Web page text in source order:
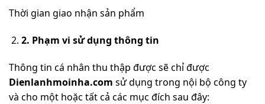
Thời gian giao nhận sản phẩm
2. Phạm vi sử dụng thông tin
Thông tin cá nhân thu thập được sẽ chỉ được
Dienlanhmoinha.com sử dụng trong nội bộ công ty
và cho một hoặc tất cả các mục đích sau đây: